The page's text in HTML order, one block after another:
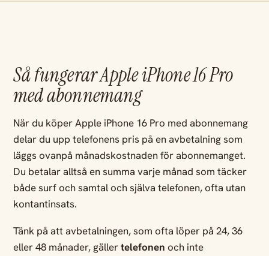
Så fungerar Apple iPhone 16 Pro
med abonnemang
När du köper Apple iPhone 16 Pro med abonnemang
delar du upp telefonens pris på en avbetalning som
läggs ovanpå månadskostnaden för abonnemanget.
Du betalar alltså en summa varje månad som täcker
både surf och samtal och själva telefonen, ofta utan
kontantinsats.
Tänk på att avbetalningen, som ofta löper på 24, 36
eller 48 månader, gällertelefonen och inte